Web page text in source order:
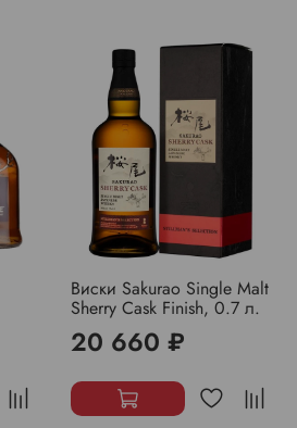
Виски Sakurao Single Malt
Sherry Cask Finish, 0.7 л.
20 660 ₽